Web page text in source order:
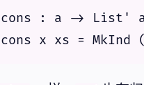
cons : a -> List'